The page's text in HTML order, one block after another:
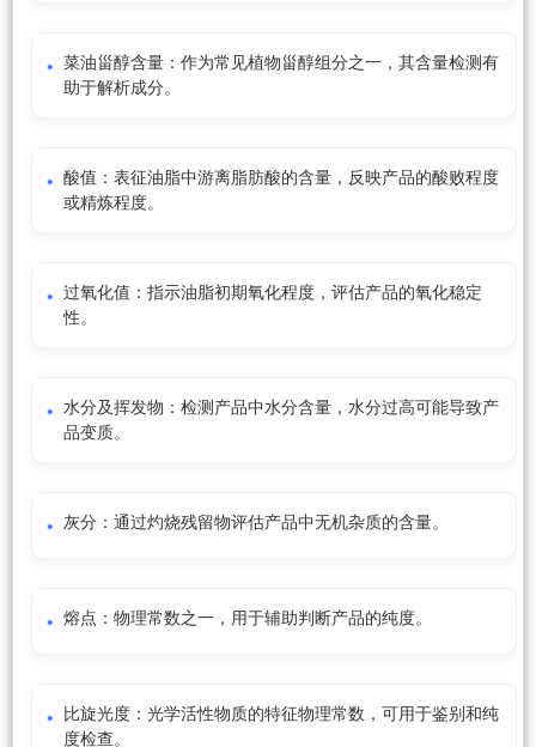
菜油甾醇含量：作为常见植物甾醇组分之一，其含量检测有
助于解析成分。
酸值：表征油脂中游离脂肪酸的含量，反映产品的酸败程度
或精炼程度。
过氧化值：指示油脂初期氧化程度，评估产品的氧化稳定
性。
水分及挥发物：检测产品中水分含量，水分过高可能导致产
品变质。
灰分：通过灼烧残留物评估产品中无机杂质的含量。
熔点：物理常数之一，用于辅助判断产品的纯度。
比旋光度：光学活性物质的特征物理常数，可用于鉴别和纯
度检查。